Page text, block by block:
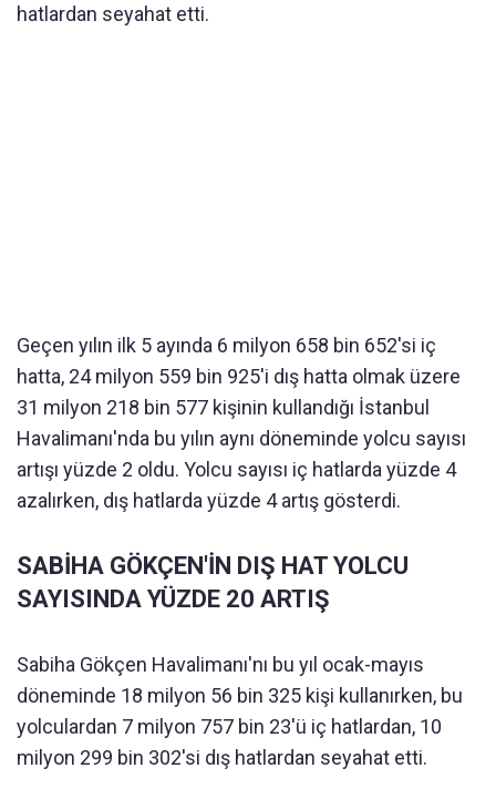
hatlardan seyahat etti.
Geçen yılın ilk 5 ayında 6 milyon 658 bin 652'si iç
hatta, 24 milyon 559 bin 925'i dış hatta olmak üzere
31 milyon 218 bin 577 kişinin kullandığı İstanbul
Havalimanı'nda bu yılın aynı döneminde yolcu sayısı
artışı yüzde 2 oldu. Yolcu sayısı iç hatlarda yüzde 4
azalırken, dış hatlarda yüzde 4 artış gösterdi.
SABİHA GÖKÇEN'İN DIŞ HAT YOLCU
SAYISINDA YÜZDE 20 ARTIŞ
Sabiha Gökçen Havalimanı'nı bu yıl ocak-mayıs
döneminde 18 milyon 56 bin 325 kişi kullanırken, bu
yolculardan 7 milyon 757 bin 23'ü iç hatlardan, 10
milyon 299 bin 302'si dış hatlardan seyahat etti.